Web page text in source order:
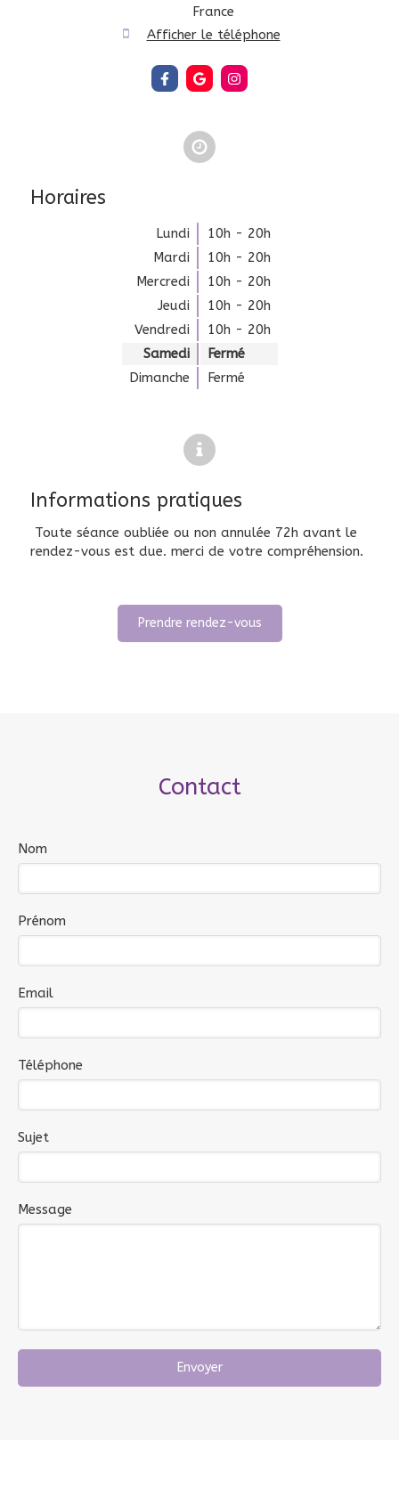
France
Afficher le téléphone
Horaires
Lundi
10h - 20h
Mardi
10h - 20h
Mercredi
10h - 20h
Jeudi
10h - 20h
Vendredi
10h - 20h
Samedi
Fermé
Dimanche
Fermé
Informations pratiques
Toute séance oubliée ou non annulée 72h avant le
rendez-vous est due. merci de votre compréhension.
Prendre rendez-vous
Contact
Nom
Prénom
Email
Téléphone
Sujet
Message
Envoyer